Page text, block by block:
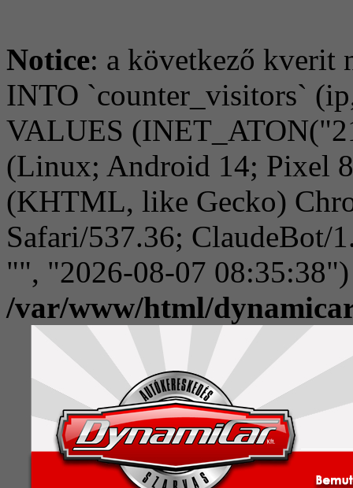
Notice: a következő kverit
INTO `counter_visitors`
VALUES
(Linux; Android 14; Pixel
(KHTML, like Gecko)
Safari/537.36; ClaudeBot/
"", "2026-08-07
/var/www/html/